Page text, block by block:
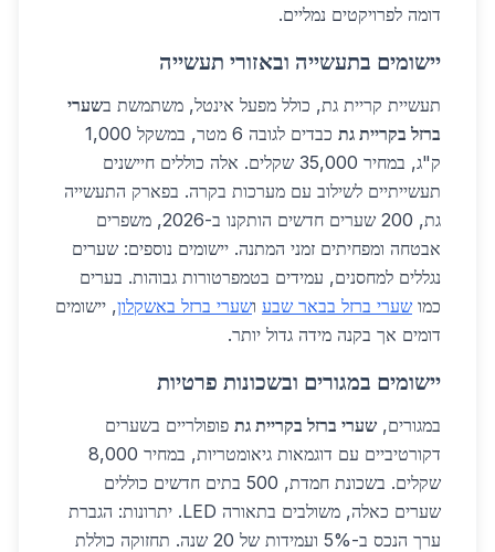
דומה לפרויקטים נמליים.
יישומים בתעשייה ובאזורי תעשייה
תעשיית קריית גת, כולל מפעל אינטל, משתמשת בשערי
ברזל בקריית גת
כבדים לגובה 6 מטר, במשקל 1,000
ק"ג, במחיר 35,000 שקלים. אלה כוללים חיישנים
תעשייתיים לשילוב עם מערכות בקרה. בפארק התעשייה
גת, 200 שערים חדשים הותקנו ב-2026, משפרים
אבטחה ומפחיתים זמני המתנה. יישומים נוספים: שערים
נגללים למחסנים, עמידים בטמפרטורות גבוהות. בערים
כמו שערי ברזל בבאר שבע ושערי ברזל באשקלון, יישומים
דומים אך בקנה מידה גדול יותר.
יישומים במגורים ובשכונות פרטיות
במגורים, שערי ברזל בקריית גת פופולריים בשערים
דקורטיביים עם דוגמאות גיאומטריות, במחיר 8,000
שקלים. בשכונת חמדת, 500 בתים חדשים כוללים
שערים כאלה, משולבים בתאורה LED. יתרונות: הגברת
ערך הנכס ב-5% ועמידות של 20 שנה. תחזוקה כוללת